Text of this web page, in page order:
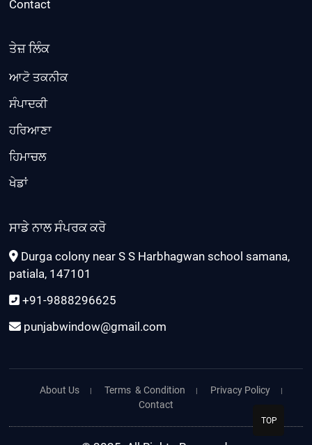
Contact
ਤੇਜ਼ ਲਿੰਕ
ਆਟੋ ਤਕਨੀਕ
ਸੰਪਾਦਕੀ
ਹਰਿਆਣਾ
ਹਿਮਾਚਲ
ਖੇਡਾਂ
ਸਾਡੇ ਨਾਲ ਸੰਪਰਕ ਕਰੋ
Durga colony near S S Harbhagwan school samana,
patiala, 147101
+91-9888296625
punjabwindow@gmail.com
About Us Terms & Condition
Privacy Policy
Contact
TOP